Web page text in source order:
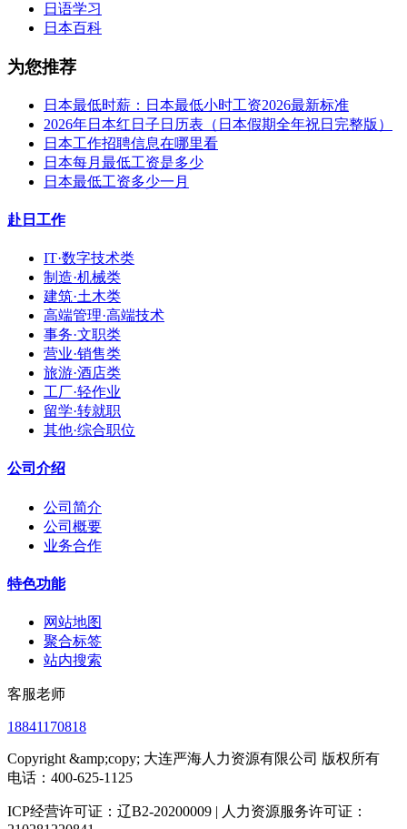
日语学习
日本百科
为您推荐
日本最低时薪：日本最低小时工资2026最新标准
2026年日本红日子日历表（日本假期全年祝日完整版）
日本工作招聘信息在哪里看
日本每月最低工资是多少
日本最低工资多少一月
赴日工作
IT·数字技术类
制造·机械类
建筑·土木类
高端管理·高端技术
事务·文职类
营业·销售类
旅游·酒店类
工厂·轻作业
留学·转就职
其他·综合职位
公司介绍
公司简介
公司概要
业务合作
特色功能
网站地图
聚合标签
站内搜索
客服老师
18841170818
Copyright &amp;copy; 大连严海人力资源有限公司 版权所有
电话：400-625-1125
ICP经营许可证：辽B2-20200009 | 人力资源服务许可证：